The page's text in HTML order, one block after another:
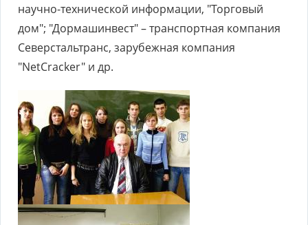
научно-технической информации, "Торговый
дом"; "Дормашинвест" – транспортная компания
Северстальтранс, зарубежная компания
"NetCracker" и др.